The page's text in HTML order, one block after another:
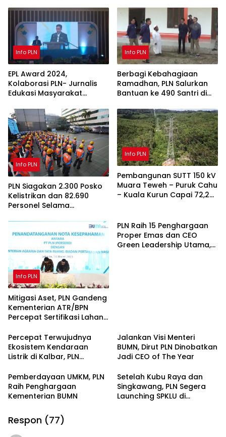
Info PLN
EPL Award 2024,
Kolaborasi PLN- Jurnalis
Edukasi Masyarakat
Info PLN
Berbagi Kebahagiaan
Ramadhan, PLN Salurkan
Bantuan ke 490 Santri di
Info PLN
PLN Siagakan 2.300 Posko
Kelistrikan dan 82.690
Personel Selama
Info PLN
Pembangunan SUTT 150 kV
Muara Teweh – Puruk Cahu
– Kuala Kurun Capai 72,2
Info PLN
Mitigasi Aset, PLN Gandeng
Kementerian ATR/BPN
Percepat Sertifikasi Lahan
Kelistrikan
PLN Raih 15 Penghargaan
Proper Emas dan CEO
Green Leadership Utama,
Percepat Terwujudnya
Ekosistem Kendaraan
Listrik di Kalbar, PLN
Jalankan Visi Menteri
BUMN, Dirut PLN Dinobatkan
Jadi CEO of The Year
Pemberdayaan UMKM, PLN
Raih Penghargaan
Kementerian BUMN
Setelah Kubu Raya dan
Singkawang, PLN Segera
Launching SPKLU di
Respon (77)